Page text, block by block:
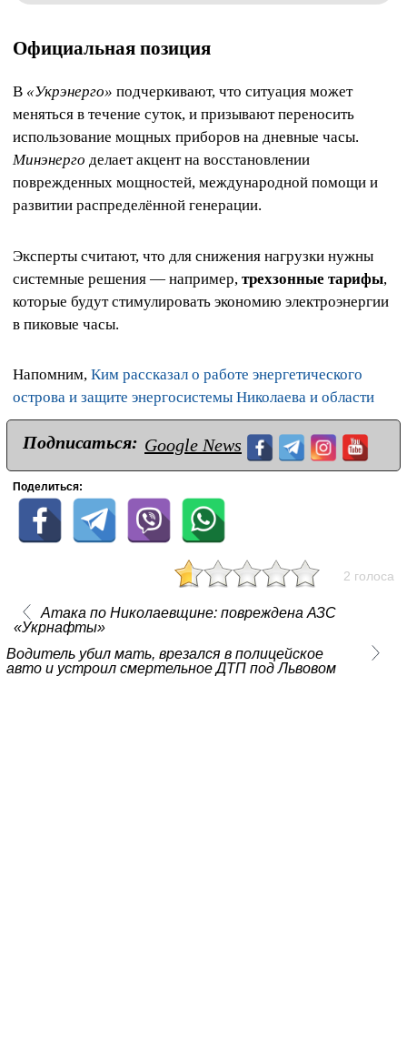
Официальная позиция
В «Укрэнерго» подчеркивают, что ситуация может
меняться в течение суток, и призывают переносить
использование мощных приборов на дневные часы.
Минэнерго делает акцент на восстановлении
поврежденных мощностей, международной помощи и
развитии распределённой генерации.
Эксперты считают, что для снижения нагрузки нужны
системные решения — например, трехзонные тарифы,
которые будут стимулировать экономию электроэнергии
в пиковые часы.
Напомним, Ким рассказал о работе энергетического
острова и защите энергосистемы Николаева и области
Подписаться: Google News
Поделиться:
2 голоса
Атака по Николаевщине: повреждена АЗС
«Укрнафты»
Водитель убил мать, врезался в полицейское
авто и устроил смертельное ДТП под Львовом